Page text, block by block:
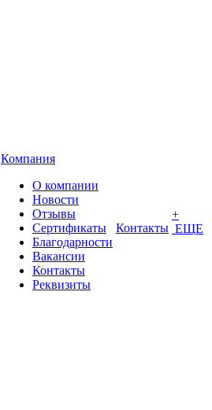
Компания
О компании
Новости
Отзывы
Сертификаты
Благодарности
Вакансии
Контакты
Реквизиты
Контакты
+
ЕЩЕ